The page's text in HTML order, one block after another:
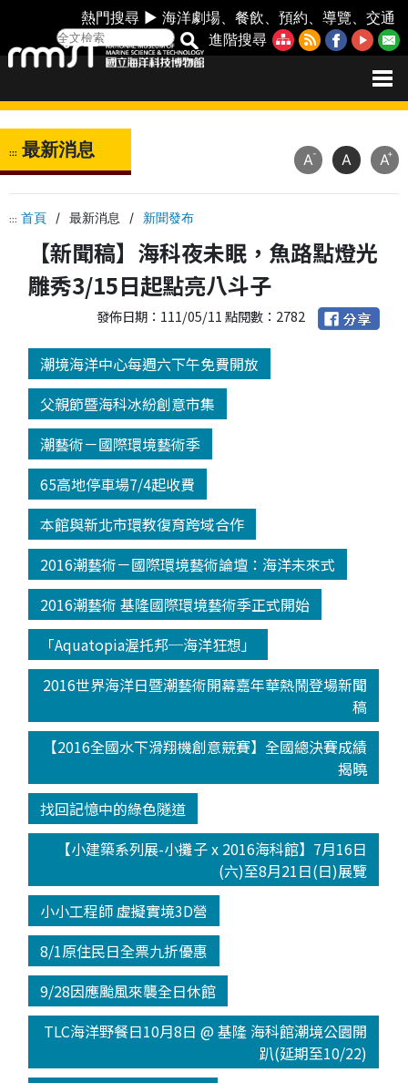
熱門搜尋 ►海洋劇場 、餐飲 、預約 、導覽 、交通
進階搜尋
::: 最新消息
::: 首頁 / 最新消息 / 新聞發布
A- A A+
【新聞稿】海科夜未眠，魚路點燈光
雕秀3/15日起點亮八斗子
發佈日期：111/05/11 點閱數：2782
潮境海洋中心每週六下午免費開放
父親節暨海科冰紛創意市集
潮藝術－國際環境藝術季
65高地停車場7/4起收費
本館與新北市環教復育跨域合作
2016潮藝術－國際環境藝術論壇：海洋未來式
2016潮藝術 基隆國際環境藝術季正式開始
「Aquatopia渥托邦─海洋狂想」
2016世界海洋日暨潮藝術開幕嘉年華熱鬧登場新聞
稿
【2016全國水下滑翔機創意競賽】全國總決賽成績
揭曉
找回記憶中的綠色隧道
【小建築系列展-小攤子 x 2016海科館】7月16日
(六)至8月21日(日)展覽
小小工程師 虛擬實境3D營
8/1原住民日全票九折優惠
9/28因應颱風來襲全日休館
TLC海洋野餐日10月8日 @ 基隆 海科館潮境公園開
趴(延期至10/22)